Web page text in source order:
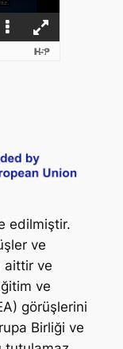
edilmiştir.
ve
aittir ve
ve
görüşlerini
Birliği ve